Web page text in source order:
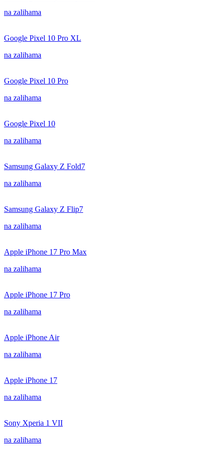
na zalihama
Google Pixel 10 Pro XL
na zalihama
Google Pixel 10 Pro
na zalihama
Google Pixel 10
na zalihama
Samsung Galaxy Z Fold7
na zalihama
Samsung Galaxy Z Flip7
na zalihama
Apple iPhone 17 Pro Max
na zalihama
Apple iPhone 17 Pro
na zalihama
Apple iPhone Air
na zalihama
Apple iPhone 17
na zalihama
Sony Xperia 1 VII
na zalihama